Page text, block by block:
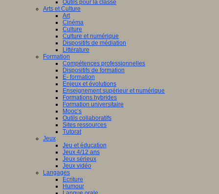
Outils pour la classe
Arts et Culture
Art
Cinéma
Culture
Culture et numérique
Dispositifs de médiation
Littérature
Formation
Compétences professionnelles
Dispositifs de formation
E- formation
Enjeux et évolutions
Enseignement supérieur et numérique
Formations hybrides
Formation universitaire
Mooc’s
Outils collaboratifs
Sites ressources
Tutorat
Jeux
Jeu et éducation
Jeux 4/12 ans
Jeux sérieux
Jeux vidéo
Langages
Ecriture
Humour